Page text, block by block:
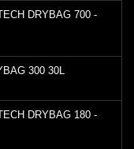
DRYBAG 700 -
300 30L
DRYBAG 180 -